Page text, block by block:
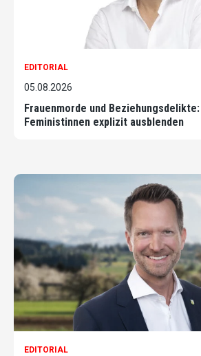
EDITORIAL
05.08.2026
Frauenmorde und Beziehungsdelikte:
Feministinnen explizit ausblenden
EDITORIAL